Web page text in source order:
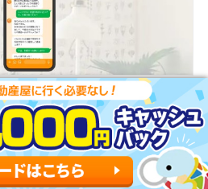
ポイント
を用意
能